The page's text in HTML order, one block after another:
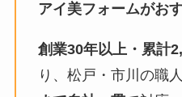
アイ美フォームがお
創業30年以上・累計
り、松戸・市川の職